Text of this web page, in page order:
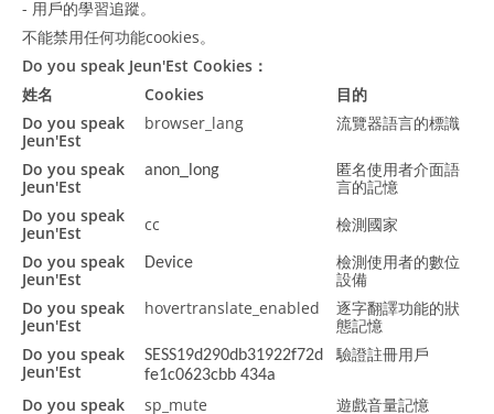
- 用戶的學習追蹤。
不能禁用任何功能cookies。
Do you speak Jeun'Est Cookies：
姓名
Cookies
目的
Do you speak
Jeun'Est
browser_lang 流覽器語言的標識
Do you speak
Jeun'Est
anon_long
匿名使用者介面語
言的記憶
Do you speak
Jeun'Est
cc
檢測國家
Do you speak
Jeun'Est
Device
檢測使用者的數位
設備
Do you speak
Jeun'Est
hovertranslate_enabled
逐字翻譯功能的狀
態記憶
Do you speak
Jeun'Est
SESS19d290db31922f72d
fe1c0623cbb 434a
驗證註冊用戶
Do you speak
sp_mute 遊戲音量記憶